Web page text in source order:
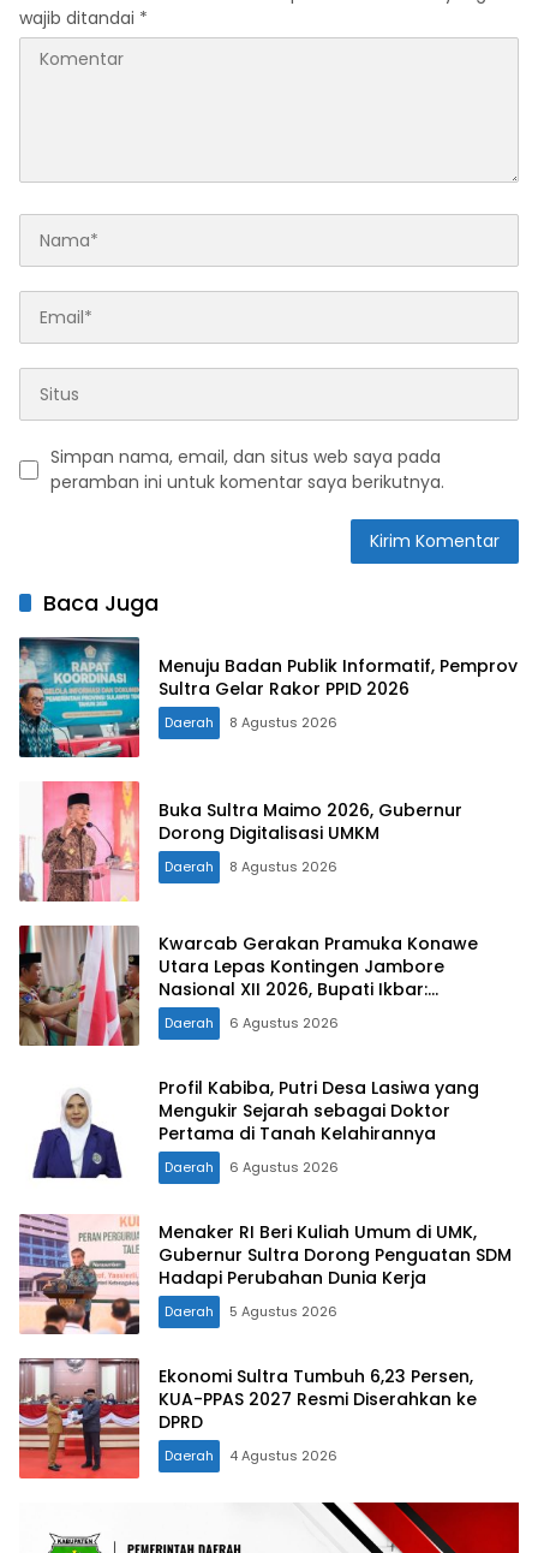
wajib ditandai *
Simpan nama, email, dan situs web saya pada
peramban ini untuk komentar saya berikutnya.
Baca Juga
Menuju Badan Publik Informatif, Pemprov
Sultra Gelar Rakor PPID 2026
Daerah 8 Agustus 2026
Buka Sultra Maimo 2026, Gubernur
Dorong Digitalisasi UMKM
Daerah 8 Agustus 2026
Kwarcab Gerakan Pramuka Konawe
Utara Lepas Kontingen Jambore
Nasional XII 2026, Bupati Ikbar:
Tunjukkan Karakter Generasi Muda
Konut yang Disiplin dan Berprestasi
Daerah 6 Agustus 2026
Profil Kabiba, Putri Desa Lasiwa yang
Mengukir Sejarah sebagai Doktor
Pertama di Tanah Kelahirannya
Daerah 6 Agustus 2026
Menaker RI Beri Kuliah Umum di UMK,
Gubernur Sultra Dorong Penguatan SDM
Hadapi Perubahan Dunia Kerja
Daerah 5 Agustus 2026
Ekonomi Sultra Tumbuh 6,23 Persen,
KUA-PPAS 2027 Resmi Diserahkan ke
DPRD
Daerah 4 Agustus 2026